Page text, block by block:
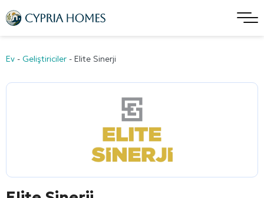
Ev - Geliştiriciler - Elite Sinerji